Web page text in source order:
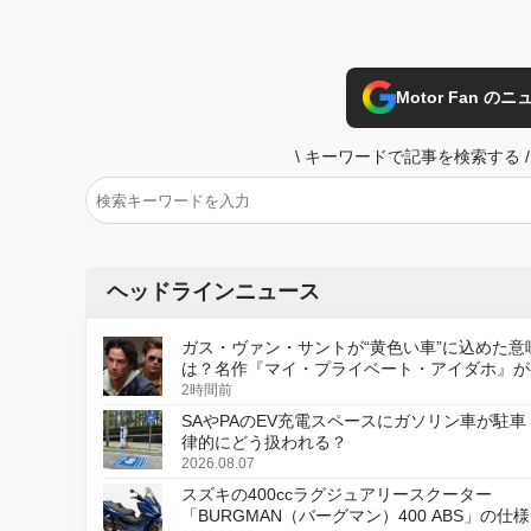
Motor Fan のニ
\ キーワードで記事を検索する /
ヘッドラインニュース
ガス・ヴァン・サントが“黄色い車”に込めた意
は？名作『マイ・プライベート・アイダホ』が
デジタルリマスター版で復活
2時間前
SAやPAのEV充電スペースにガソリン車が駐車
律的にどう扱われる？
2026.08.07
スズキの400ccラグジュアリースクーター
「BURGMAN（バーグマン）400 ABS」の仕様